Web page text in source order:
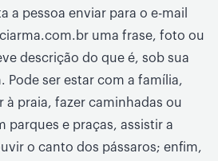
a pessoa enviar para o e-mail
uma frase, foto ou
descrição do que é, sob sua
Pode ser estar com a família,
à praia, fazer caminhadas ou
parques e praças, assistir a
o canto dos pássaros; enfim,